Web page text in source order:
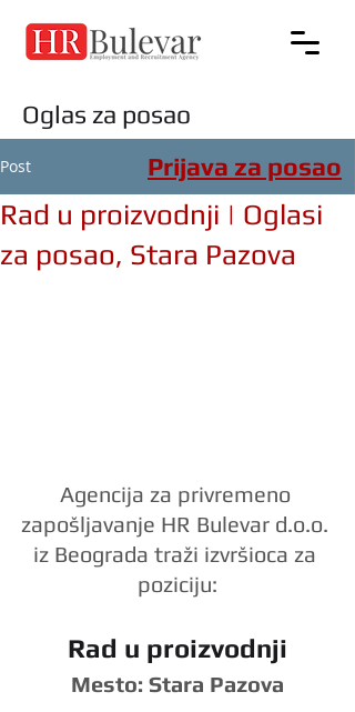
Oglas za posao
Post
Rad u proizvodnji | Oglasi
za posao, Stara Pazova
Agencija za privremeno
zapošljavanje HR Bulevar d.o.o.
iz Beograda traži izvršioca za
poziciju:
Rad u proizvodnji
Mesto: Stara Pazova
Prijava za posao